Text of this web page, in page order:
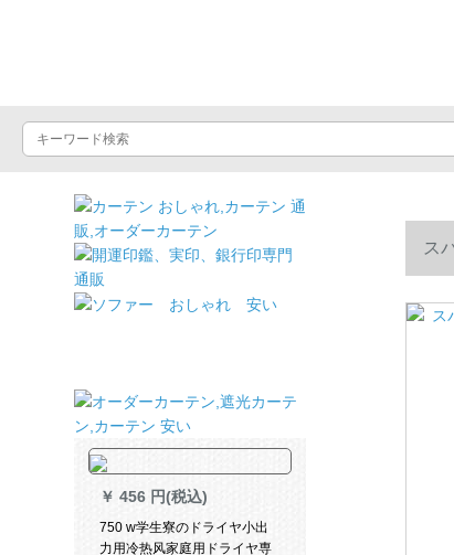
￥ 456 円(税込)
750 w学生寮のドライヤ小出
力用冷热风家庭用ドライヤ専
ス